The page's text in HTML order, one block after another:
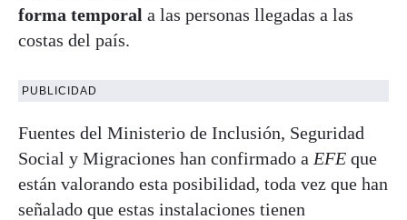
forma temporal a las personas llegadas a las
costas del país.
PUBLICIDAD
Fuentes del Ministerio de Inclusión, Seguridad
Social y Migraciones han confirmado a EFE que
están valorando esta posibilidad, toda vez que han
señalado que estas instalaciones tienen